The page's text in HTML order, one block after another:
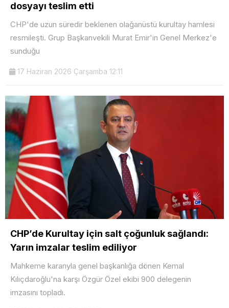
dosyayı teslim etti
CHP'de uzun süredir beklenen olağanüstü kurultay hamlesi
resmileşti. Grup Başkanvekili Murat Emir'in Genel Merkez'e
sunduğu
17 Haziran 2026 Çarşamba 12:11
CHP’de Kurultay için salt çoğunluk sağlandı:
Yarın imzalar teslim ediliyor
Mahkeme kararıyla genel başkanlığa dönen Kemal
Kılıçdaroğlu'na karşı Özgür Özel ekibi 900 delegenin
imzasını topladı.